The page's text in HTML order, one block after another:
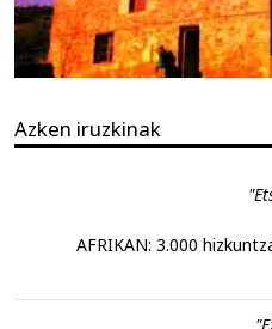
Azken iruzkinak
AFRIKAN: 3.000